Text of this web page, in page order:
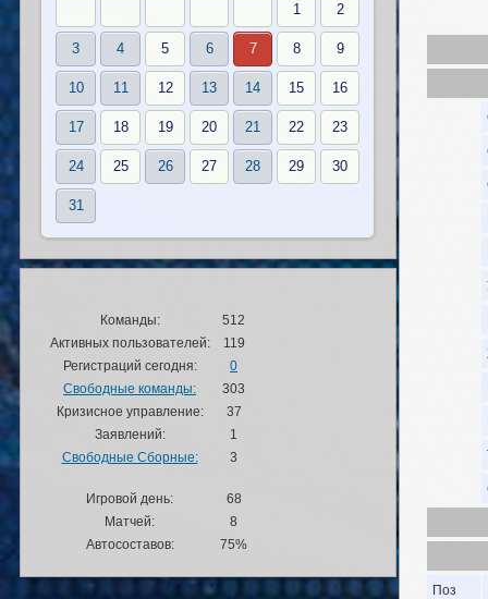
Поз
1 2
3 4 5 6 7 8 9
10 11 12 13 14 15 16
17 18 19 20 21 22 23
24 25 26 27 28 29 30
31
Команды:
512
Активных пользователей:
119
Регистраций сегодня:
0
Свободные команды:
303
Кризисное управление:
37
Заявлений:
1
Свободные Сборные:
3
Игровой день:
68
Матчей:
8
Автосоставов:
75%